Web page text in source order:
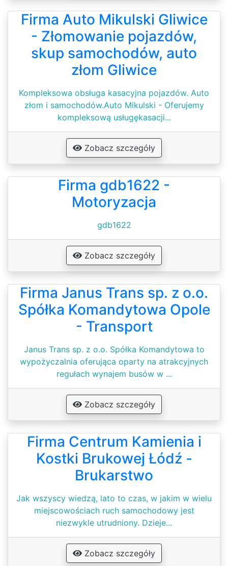
Firma Auto Mikulski Gliwice
- Złomowanie pojazdów,
skup samochodów, auto
złom Gliwice
Kompleksowa obsługa kasacyjna pojazdów. Auto
złom i samochodów.Auto Mikulski - Oferujemy
kompleksową usługękasacji...
Zobacz szczegóły
Firma gdb1622 -
Motoryzacja
gdb1622
Zobacz szczegóły
Firma Janus Trans sp. z o.o.
Spółka Komandytowa Opole
- Transport
Janus Trans sp. z o.o. Spółka Komandytowa to
wypożyczalnia oferująca oparty na atrakcyjnych
regułach wynajem busów w ...
Zobacz szczegóły
Firma Centrum Kamienia i
Kostki Brukowej Łódź -
Brukarstwo
Jak wszyscy wiedzą, lato to czas, w jakim w wielu
miejscowościach ruch samochodowy jest
niezwykle utrudniony. Dzieje...
Zobacz szczegóły